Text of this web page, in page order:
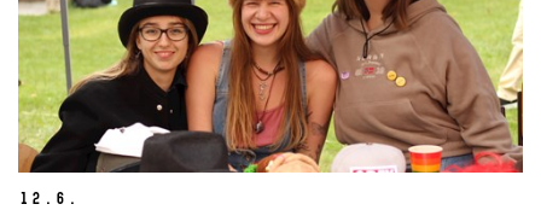
12. 6.